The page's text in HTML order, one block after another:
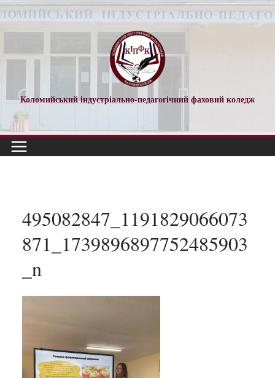
Перейти
до
Коломийський індустріально-педагогічний фаховий коледж
495082847_1191829066073
871_1739896897752485903
_n